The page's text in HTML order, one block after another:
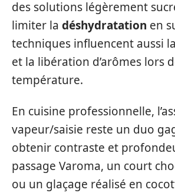
des solutions légèrement
limiter la déshydratation en
techniques influencent aussi
et la libération d’arômes lors
température.
En cuisine professionnelle,
vapeur/saisie reste un duo
obtenir contraste et
passage Varoma, un court
ou un glaçage réalisé en